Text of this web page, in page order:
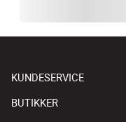
KUNDESERVICE
BUTIKKER